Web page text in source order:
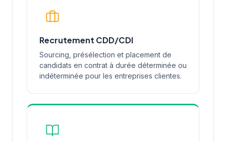
Recrutement CDD/CDI
Sourcing, présélection et placement de
candidats en contrat à durée déterminée ou
indéterminée pour les entreprises clientes.